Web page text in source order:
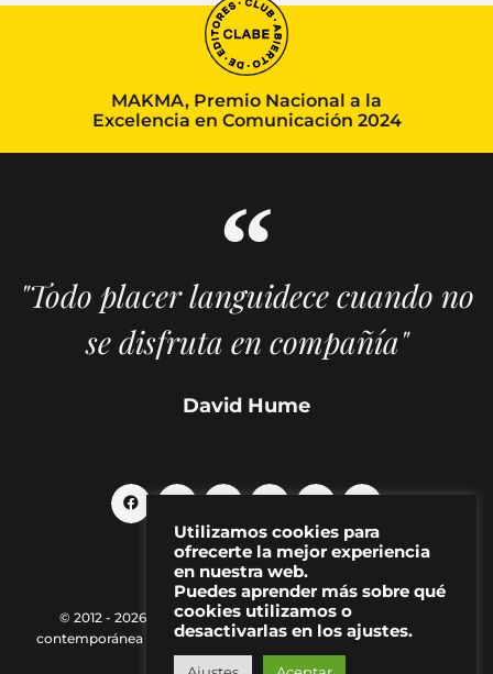
MAKMA, Premio Nacional a la
Excelencia en Comunicación 2024
"Todo placer languidece cuando no
se disfruta en compañía"
David Hume
© 2012 - 2026 MAKMA | Revista de artes visuales y cultura
contemporánea |
Política de Privacidad| Aviso Legal|Contacto
Utilizamos cookies para
ofrecerte la mejor experiencia
en nuestra web.
Puedes aprender más sobre qué
cookies utilizamos o
desactivarlas en los ajustes.